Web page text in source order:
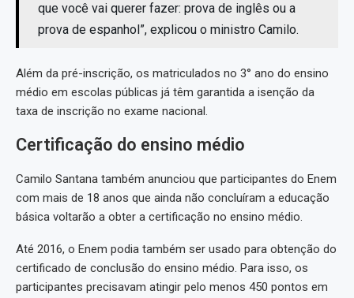
que você vai querer fazer: prova de inglês ou a
prova de espanhol”, explicou o ministro Camilo.
Além da pré-inscrição, os matriculados no 3° ano do ensino
médio em escolas públicas já têm garantida a isenção da
taxa de inscrição no exame nacional.
Certificação do ensino médio
Camilo Santana também anunciou que participantes do Enem
com mais de 18 anos que ainda não concluíram a educação
básica voltarão a obter a certificação no ensino médio.
Até 2016, o Enem podia também ser usado para obtenção do
certificado de conclusão do ensino médio. Para isso, os
participantes precisavam atingir pelo menos 450 pontos em